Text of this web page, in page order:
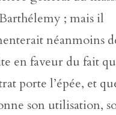
; mais il
néanmoins
en faveur du fait
porte l’épée, et
son utilisation,